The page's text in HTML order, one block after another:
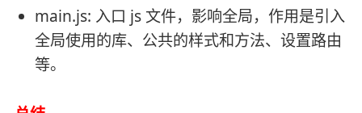
main.js: 入口 js 文件，影响全局，作用是引入
全局使用的库、公共的样式和方法、设置路由
等。